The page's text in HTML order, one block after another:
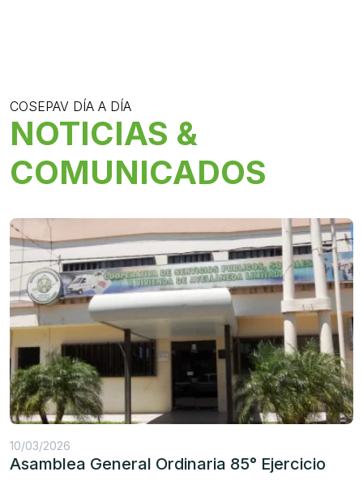
COSEPAV DÍA A DÍA
NOTICIAS &
COMUNICADOS
10/03/2026
Asamblea General Ordinaria 85° Ejercicio